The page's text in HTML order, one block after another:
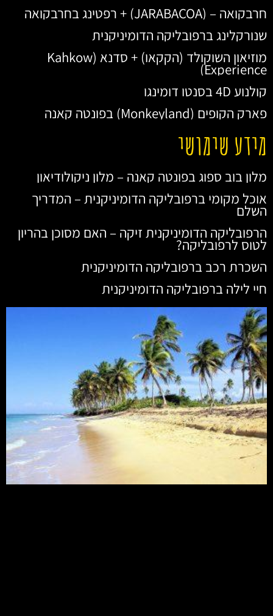
חרבקואה – (JARABACOA) + רפטינג בחרבקואה
שנורקלינג ברפובליקה הדומיניקנית
מוזיאון השוקולד (הקקאו) + סדנא (Kahkow
Experience)
קולנוע 4D בסנטו דומינגו
פארק הקופים (Monkeyland) בפונטה קאנה
מידע שימושי
מלון בוב ספוג בפונטה קאנה – מלון ניקולודיאון
אוכל מקומי ברפובליקה הדומיניקנית – המדריך
השלם
הרפובליקה הדומיניקנית זיקה – האם מסוכן בהריון
לטוס לרפובליקה?
השכרת רכב ברפובליקה הדומיניקנית
חיי לילה ברפובליקה הדומיניקנית